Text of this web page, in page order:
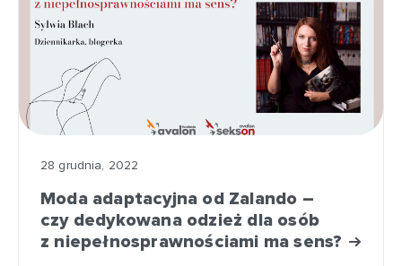
28 grudnia, 2022
Moda adaptacyjna od Zalando –
czy dedykowana odzież dla osób
z niepełnosprawnościami ma sens?